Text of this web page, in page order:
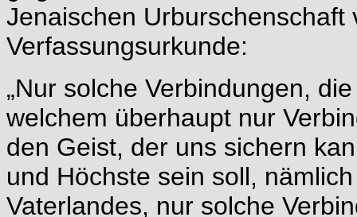
Jenaischen
Verfassungsurkunde:
„Nur solche Verbindungen,
welchem überhaupt nur
den Geist, der uns sichern
und Höchste sein soll,
Vaterlandes, nur solche